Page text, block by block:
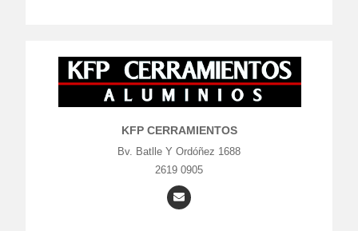
KFP CERRAMIENTOS
Bv. Batlle Y Ordóñez 1688
2619 0905